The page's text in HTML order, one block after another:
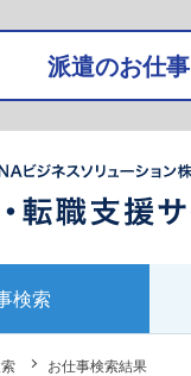
派遣のお仕事
検索
クセス
お仕事検索結果